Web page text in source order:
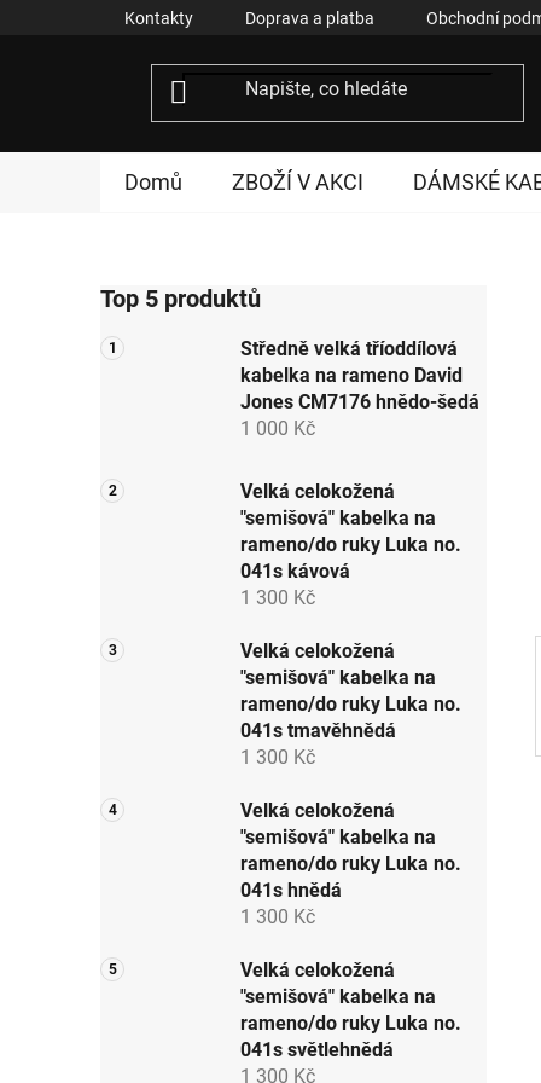
Kontakty Doprava a platba Obchodní
Domů ZBOŽÍ V AKCI DÁMSKÉ
o
s
t
n
e
Top 5 produktů
Středně velká tříoddílová
kabelka na rameno David
Jones CM7176 hnědo-šedá
1 000 Kč
Velká celokožená
"semišová" kabelka na
rameno/do ruky Luka no.
041s kávová
1 300 Kč
Velká celokožená
"semišová" kabelka na
rameno/do ruky Luka no.
041s tmavěhnědá
1 300 Kč
Velká celokožená
"semišová" kabelka na
rameno/do ruky Luka no.
041s hnědá
1 300 Kč
Velká celokožená
"semišová" kabelka na
rameno/do ruky Luka no.
041s světlehnědá
1 300 Kč